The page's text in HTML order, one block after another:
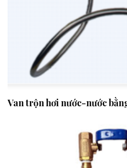
Van trộn hơi nước-nước